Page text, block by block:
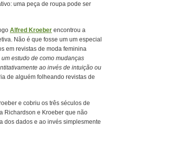
uma peça de roupa pode ser
Alfred Kroeber encontrou a
Não é que fosse um um especial
em revistas de moda feminina
estudo de como mudanças
ao invés de intuição ou
de alguém folheando revistas de
e cobriu os três séculos de
Richardson e Kroeber que não
dos dados e ao invés simplesmente